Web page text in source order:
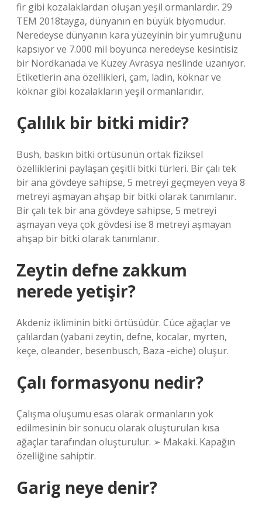
fir gibi kozalaklardan oluşan yeşil ormanlardır. 29
TEM 2018tayga, dünyanın en büyük biyomudur.
Neredeyse dünyanın kara yüzeyinin bir yumruğunu
kapsıyor ve 7.000 mil boyunca neredeyse kesintisiz
bir Nordkanada ve Kuzey Avrasya neslinde uzanıyor.
Etiketlerin ana özellikleri, çam, ladin, köknar ve
köknar gibi kozalakların yeşil ormanlarıdır.
Çalılık bir bitki midir?
Bush, baskın bitki örtüsünün ortak fiziksel
özelliklerini paylaşan çeşitli bitki türleri. Bir çalı tek
bir ana gövdeye sahipse, 5 metreyi geçmeyen veya 8
metreyi aşmayan ahşap bir bitki olarak tanımlanır.
Bir çalı tek bir ana gövdeye sahipse, 5 metreyi
aşmayan veya çok gövdesi ise 8 metreyi aşmayan
ahşap bir bitki olarak tanımlanır.
Zeytin defne zakkum
nerede yetişir?
Akdeniz ikliminin bitki örtüsüdür. Cüce ağaçlar ve
çalılardan (yabani zeytin, defne, kocalar, myrten,
keçe, oleander, besenbusch, Baza -eiche) oluşur.
Çalı formasyonu nedir?
Çalışma oluşumu esas olarak ormanların yok
edilmesinin bir sonucu olarak oluşturulan kısa
ağaçlar tarafından oluşturulur. ➢ Makaki. Kapağın
özelliğine sahiptir.
Garig neye denir?